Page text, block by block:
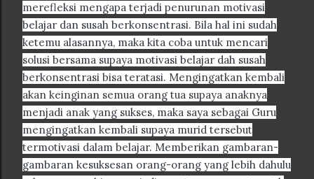
merefleksi mengapa terjadi penurunan motivasi
belajar dan susah berkonsentrasi. Bila hal ini sudah
ketemu alasannya, maka kita coba untuk mencari
solusi bersama supaya motivasi belajar dah susah
berkonsentrasi bisa teratasi. Mengingatkan kembali
akan keinginan semua orang tua supaya anaknya
menjadi anak yang sukses, maka saya sebagai Guru
mengingatkan kembali supaya murid tersebut
termotivasi dalam belajar. Memberikan gambaran-
gambaran kesuksesan orang-orang yang lebih dahulu